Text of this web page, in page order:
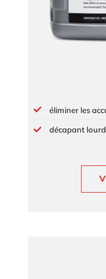
éliminer les
décapant lourd